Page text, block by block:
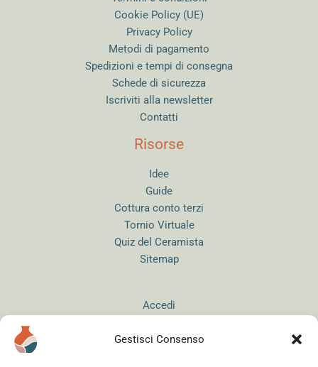
Gestisci Consenso
Cookie Policy (UE)
Privacy Policy
Metodi di pagamento
Spedizioni e tempi di consegna
Schede di sicurezza
Iscriviti alla newsletter
Contatti
Risorse
Idee
Guide
Cottura conto terzi
Tornio Virtuale
Quiz del Ceramista
Sitemap
Accedi